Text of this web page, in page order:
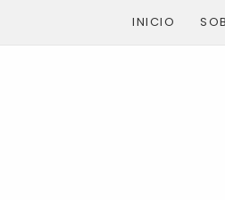
INICIO